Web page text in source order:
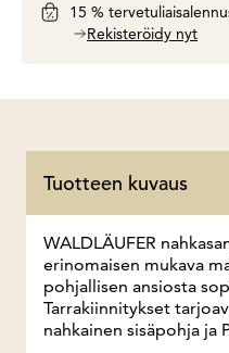
15 %
Rekisteröidy nyt
Tuotteen kuvaus
WALDLÄUFER
erinomaisen mukava
pohjallisen ansiosta
Tarrakiinnitykset
nahkainen sisäpohja ja